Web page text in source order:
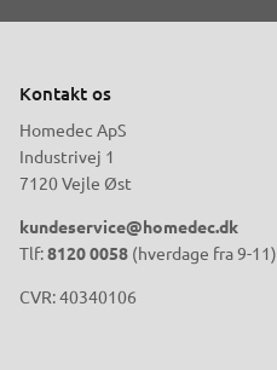
Kontakt os
Homedec ApS
Industrivej 1
7120 Vejle Øst
kundeservice@homedec.dk
Tlf:8120 0058 (hverdage fra 9-11)
CVR: 40340106